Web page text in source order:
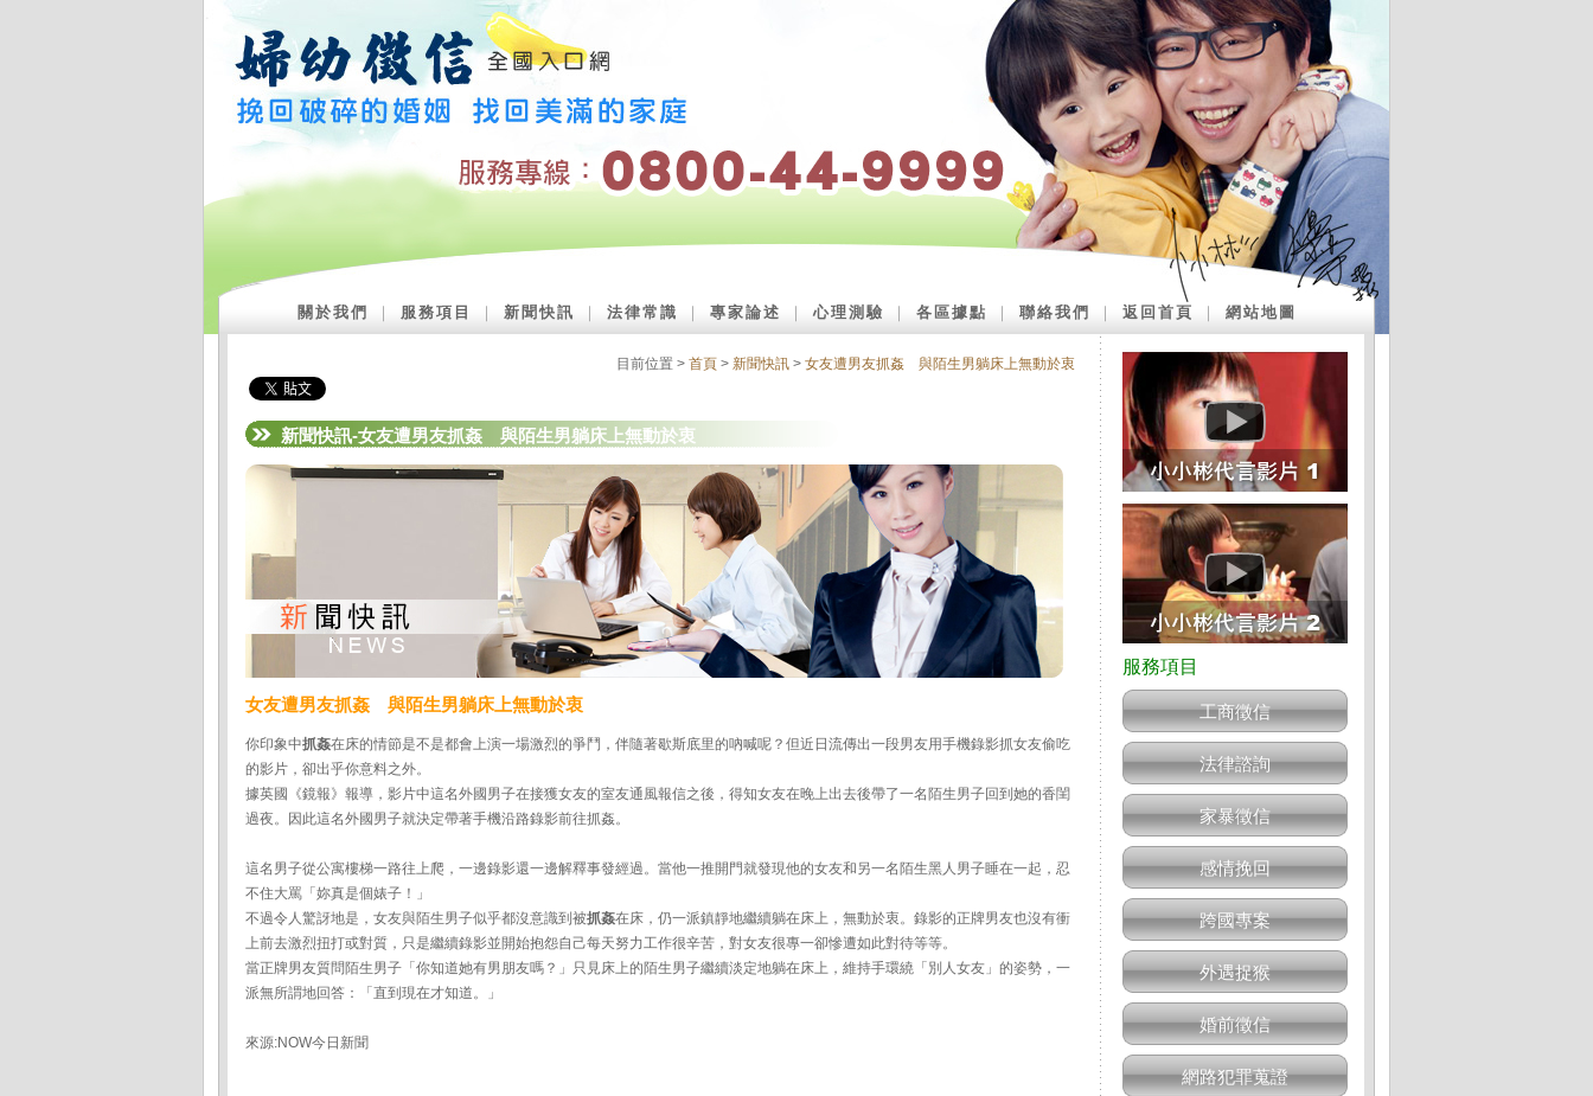
關於我們 服務項目 新聞快訊 法律常識 專家論述 ｜心理測驗 各區據點 聯絡我們 返回首頁 網站地圖
目前位置 > 首頁 > 新聞快訊 > 女友遭男友抓姦 與陌生男躺床上無動於衷
新聞快訊-女友遭男友抓姦 與陌生男躺床上無動於衷
女友遭男友抓姦 與陌生男躺床上無動於衷
你印象中抓姦在床的情節是不是都會上演一場激烈的爭鬥，伴隨著歇斯底里的吶喊呢？但近日流傳出一段男友用手機錄影抓女友偷吃
的影片，卻出乎你意料之外。
據英國《鏡報》報導，影片中這名外國男子在接獲女友的室友通風報信之後，得知女友在晚上出去後帶了一名陌生男子回到她的香閨
過夜。因此這名外國男子就決定帶著手機沿路錄影前往抓姦。
這名男子從公寓樓梯一路往上爬，一邊錄影還一邊解釋事發經過。當他一推開門就發現他的女友和另一名陌生黑人男子睡在一起，忍
不住大罵「妳真是個婊子！」
不過令人驚訝地是，女友與陌生男子似乎都沒意識到被抓姦在床，仍一派鎮靜地繼續躺在床上，無動於衷。錄影的正牌男友也沒有衝
上前去激烈扭打或對質，只是繼續錄影並開始抱怨自己每天努力工作很辛苦，對女友很專一卻慘遭如此對待等等。
當正牌男友質問陌生男子「你知道她有男朋友嗎？」只見床上的陌生男子繼續淡定地躺在床上，維持手環繞「別人女友」的姿勢，一
派無所謂地回答：「直到現在才知道。」
來源:NOW今日新聞
工商徵信
法律諮詢
家暴徵信
感情挽回
跨國專案
外遇捉猴
婚前徵信
網路犯罪蒐證